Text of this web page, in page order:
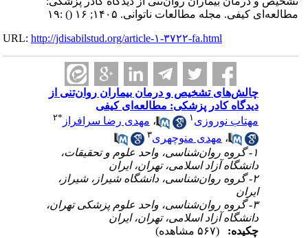
مطالعه‌ای کیفی. مجله مطالعات ناتوانی. ۱۴۰۵; ۱۶
() :۱۹
URL:http://jdisabilstud.org/article-۱-۳۷۲۲-fa.html
چالش‌های تشخیص و درمان بیماران روان‌تنی از
دیدگاه کادر پزشکی: مطالعه‌ای کیفی
مهتاب نوروزی۱ ،مهدی رضا سرافراز * ۲
،مهدی منوچهری
۱- گروه روان‌شناسی، واحد علوم و تحقیقات،
دانشگاه آزاد اسلامی، تهران، ایران
۲- گروه روان‌شناسی، دانشگاه شیراز، شیراز،
ایران
۳- گروه روان‌شناسی، واحد علوم پزشکی تهران،
دانشگاه آزاد اسلامی، تهران، ایران
چکیده: